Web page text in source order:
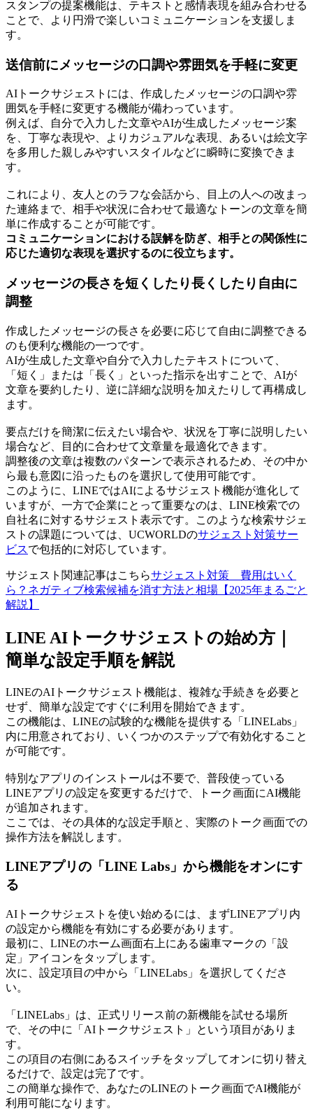
スタンプの提案機能は、テキストと感情表現を組み合わせる
ことで、より円滑で楽しいコミュニケーションを支援しま
す。
送信前にメッセージの口調や雰囲気を手軽に変更
AIトークサジェストには、作成したメッセージの口調や雰
囲気を手軽に変更する機能が備わっています。
例えば、自分で入力した文章やAIが生成したメッセージ案
を、丁寧な表現や、よりカジュアルな表現、あるいは絵文字
を多用した親しみやすいスタイルなどに瞬時に変換できま
す。
これにより、友人とのラフな会話から、目上の人への改まっ
た連絡まで、相手や状況に合わせて最適なトーンの文章を簡
単に作成することが可能です。
コミュニケーションにおける誤解を防ぎ、相手との関係性に
応じた適切な表現を選択するのに役立ちます。
メッセージの長さを短くしたり長くしたり自由に
調整
作成したメッセージの長さを必要に応じて自由に調整できる
のも便利な機能の一つです。
AIが生成した文章や自分で入力したテキストについて、
「短く」または「長く」といった指示を出すことで、AIが
文章を要約したり、逆に詳細な説明を加えたりして再構成し
ます。
要点だけを簡潔に伝えたい場合や、状況を丁寧に説明したい
場合など、目的に合わせて文章量を最適化できます。
調整後の文章は複数のパターンで表示されるため、その中か
ら最も意図に沿ったものを選択して使用可能です。
このように、LINEではAIによるサジェスト機能が進化して
いますが、一方で企業にとって重要なのは、LINE検索での
自社名に対するサジェスト表示です。このような検索サジェ
ストの課題については、UCWORLDのサジェスト対策サー
ビスで包括的に対応しています。
サジェスト関連記事はこちらサジェスト対策 費用はいく
ら？ネガティブ検索候補を消す方法と相場【2025年まるごと
解説】
LINE AIトークサジェストの始め方｜
簡単な設定手順を解説
LINEのAIトークサジェスト機能は、複雑な手続きを必要と
せず、簡単な設定ですぐに利用を開始できます。
この機能は、LINEの試験的な機能を提供する「LINELabs」
内に用意されており、いくつかのステップで有効化すること
が可能です。
特別なアプリのインストールは不要で、普段使っている
LINEアプリの設定を変更するだけで、トーク画面にAI機能
が追加されます。
ここでは、その具体的な設定手順と、実際のトーク画面での
操作方法を解説します。
LINEアプリの「LINE Labs」から機能をオンにす
る
AIトークサジェストを使い始めるには、まずLINEアプリ内
の設定から機能を有効にする必要があります。
最初に、LINEのホーム画面右上にある歯車マークの「設
定」アイコンをタップします。
次に、設定項目の中から「LINELabs」を選択してくださ
い。
「LINELabs」は、正式リリース前の新機能を試せる場所
で、その中に「AIトークサジェスト」という項目がありま
す。
この項目の右側にあるスイッチをタップしてオンに切り替え
るだけで、設定は完了です。
この簡単な操作で、あなたのLINEのトーク画面でAI機能が
利用可能になります。